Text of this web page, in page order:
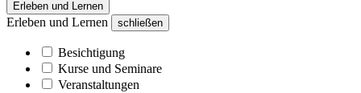
Erleben und Lernen
Erleben und Lernen schließen
Besichtigung
Kurse und Seminare
Veranstaltungen